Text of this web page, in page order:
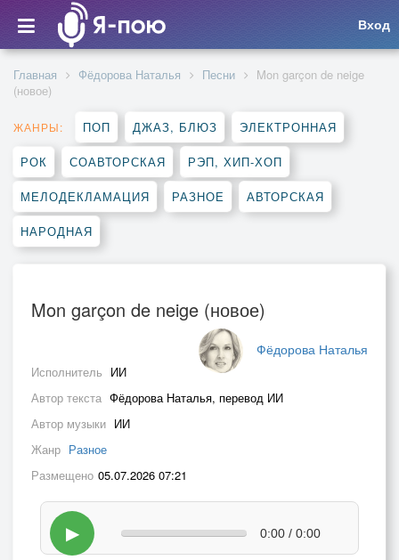
Вход
Главная Фёдорова Наталья Песни
Mon garçon de neige
(новое)
ЖАНРЫ: ПОП ДЖАЗ, БЛЮЗ ЭЛЕКТРОННАЯ
РОК СОАВТОРСКАЯ РЭП, ХИП-ХОП
МЕЛОДЕКЛАМАЦИЯ РАЗНОЕ АВТОРСКАЯ
НАРОДНАЯ
Mon garçon de neige (новое)
Фёдорова Наталья
Исполнитель ИИ
Автор текста Фёдорова Наталья, перевод ИИ
Автор музыки ИИ
Жанр Разное
Размещено 05.07.2026 07:21
▶ 0:00 / 0:00